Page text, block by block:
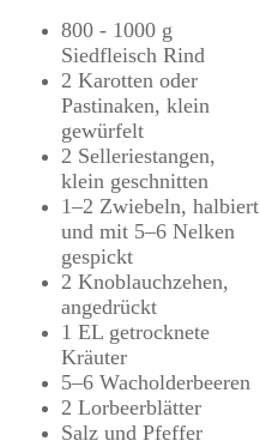
800 - 1000 g
Siedfleisch Rind
2 Karotten oder
Pastinaken, klein
gewürfelt
2 Selleriestangen,
klein geschnitten
1–2 Zwiebeln, halbiert
und mit 5–6 Nelken
gespickt
2 Knoblauchzehen,
angedrückt
1 EL getrocknete
Kräuter
5–6 Wacholderbeeren
2 Lorbeerblätter
Salz und Pfeffer